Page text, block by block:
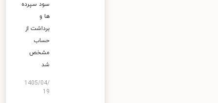
سود سپرده
ها و
برداشت از
حساب
مشخص
شد
1405/04/
19